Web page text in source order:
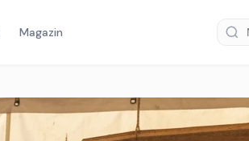
Magazin